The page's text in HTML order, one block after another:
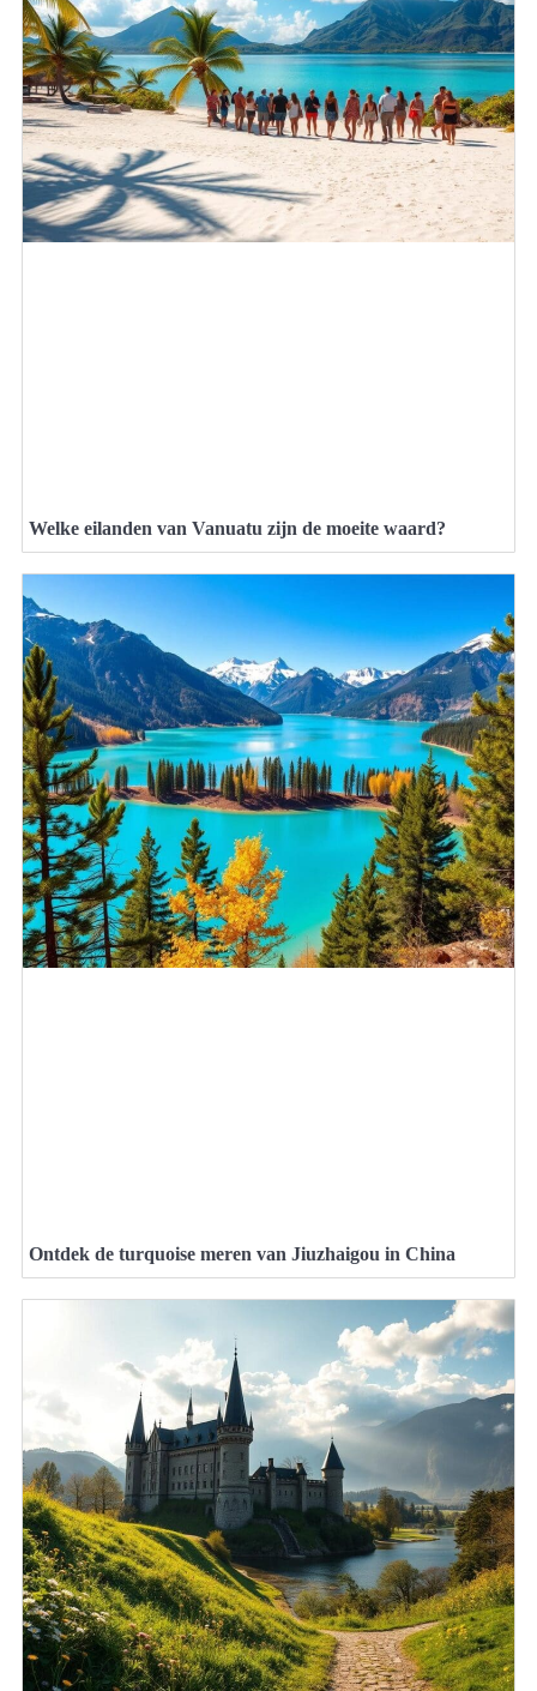
Welke eilanden van Vanuatu zijn de moeite waard?
Ontdek de turquoise meren van Jiuzhaigou in China